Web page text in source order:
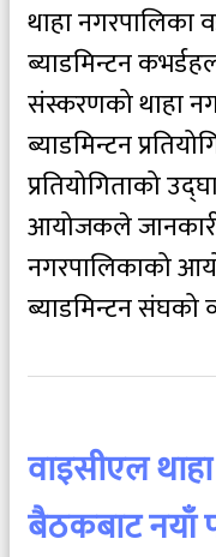
थाहा नगरपालिका
ब्याडमिन्टन
संस्करणको थाहा
ब्याडमिन्टन
प्रतियोगिताको
आयोजकले
नगरपालिकाको
ब्याडमिन्टन संघको
वाइसीएल
बैठकबाट नयाँ